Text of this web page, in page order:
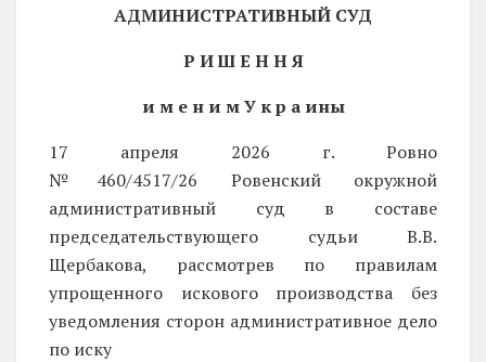
АДМИНИСТРАТИВНЫЙ СУД
Р И Ш Е Н Н Я
и м е н и м У к р а ины
17 апреля 2026 г. Ровно
№460/4517/26 Ровенский окружной
административный суд в составе
председательствующего судьи В.В.
Щербакова, рассмотрев по правилам
упрощенного искового производства без
уведомления сторон административное дело
по иску